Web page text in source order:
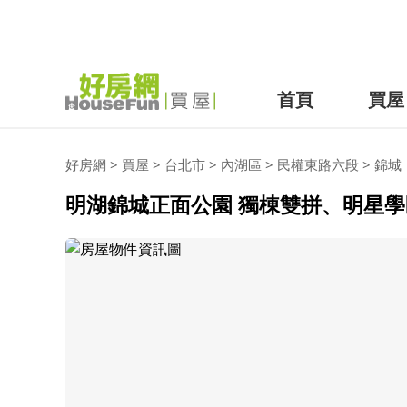
首頁 買屋
好房網 > 買屋 > 台北市 > 內湖區 > 民權東路六段 > 錦城
明湖錦城正面公園 獨棟雙拼、明星